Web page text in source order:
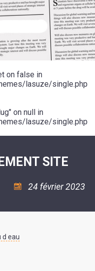
on false in
lasuze/single.php
on null in
lasuze/single.php
SITE
24 février 2023
d eau